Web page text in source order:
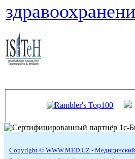
Copyright © WWW.MED.UZ - Медицинский